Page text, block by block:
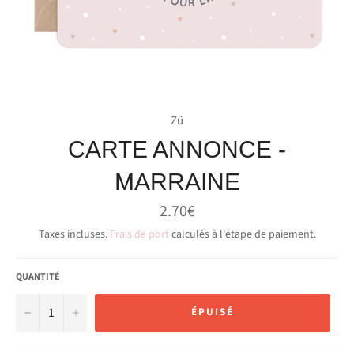
Zü
CARTE ANNONCE -
MARRAINE
Prix
régulier
2.70€
Taxes incluses. Frais de portcalculés à l'étape de paiement.
QUANTITÉ
− + ÉPUISÉ